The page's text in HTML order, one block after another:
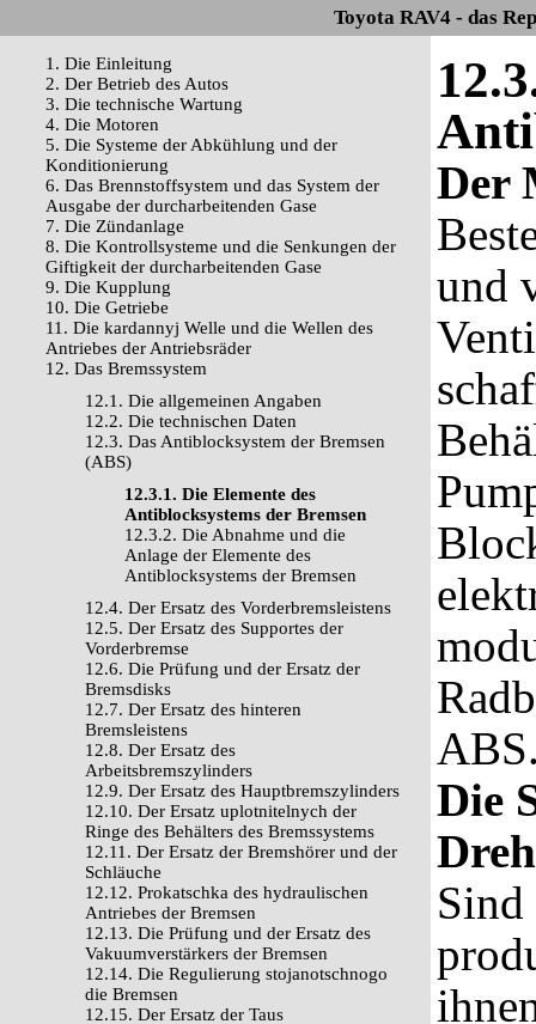
Toyota RAV4 - das
1. Die Einleitung
2. Der Betrieb des Autos
3. Die technische Wartung
4. Die Motoren
5. Die Systeme der Abkühlung und der
Konditionierung
6. Das Brennstoffsystem und das System der
Ausgabe der durcharbeitenden Gase
7. Die Zündanlage
8. Die Kontrollsysteme und die Senkungen der
Giftigkeit der durcharbeitenden Gase
9. Die Kupplung
10. Die Getriebe
11. Die kardannyj Welle und die Wellen des
Antriebes der Antriebsräder
12. Das Bremssystem
12.1. Die allgemeinen Angaben
12.2. Die technischen Daten
12.3. Das Antiblocksystem der Bremsen
(ABS)
12.3.1. Die Elemente des
Antiblocksystems der Bremsen
12.3.2. Die Abnahme und die
Anlage der Elemente des
Antiblocksystems der Bremsen
12.4. Der Ersatz des Vorderbremsleistens
12.5. Der Ersatz des Supportes der
Vorderbremse
12.6. Die Prüfung und der Ersatz der
Bremsdisks
12.7. Der Ersatz des hinteren
Bremsleistens
12.8. Der Ersatz des
Arbeitsbremszylinders
12.9. Der Ersatz des Hauptbremszylinders
12.10. Der Ersatz uplotnitelnych der
Ringe des Behälters des Bremssystems
12.11. Der Ersatz der Bremshörer und der
Schläuche
12.12. Prokatschka des hydraulischen
Antriebes der Bremsen
12.13. Die Prüfung und der Ersatz des
Vakuumverstärkers der Bremsen
12.14. Die Regulierung stojanotschnogo
die Bremsen
12.15. Der Ersatz der Taus
Der
und
Die
Sind